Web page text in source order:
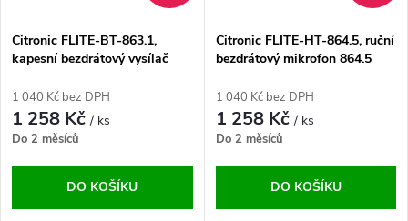
Citronic FLITE-BT-863.1,
kapesní bezdrátový vysílač
1 040 Kč bez DPH
1 258 Kč/ ks
Do 2 měsíců
DO KOŠÍKU
Citronic FLITE-HT-864.5, ruční
bezdrátový mikrofon 864.5
1 040 Kč bez DPH
1 258 Kč/ ks
Do 2 měsíců
DO KOŠÍKU